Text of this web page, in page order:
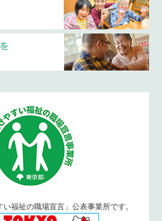
い福祉の職場宣言」公表事業所です。